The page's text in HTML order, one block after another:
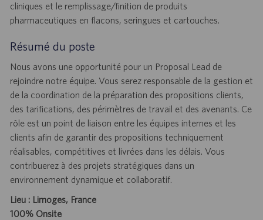
cliniques et le remplissage/finition de produits
pharmaceutiques en flacons, seringues et cartouches.
Résumé du poste
Nous avons une opportunité pour un Proposal Lead de
rejoindre notre équipe. Vous serez responsable de la gestion et
de la coordination de la préparation des propositions clients,
des tarifications, des périmètres de travail et des avenants. Ce
rôle est un point de liaison entre les équipes internes et les
clients afin de garantir des propositions techniquement
réalisables, compétitives et livrées dans les délais. Vous
contribuerez à des projets stratégiques dans un
environnement dynamique et collaboratif.
Lieu : Limoges, France
100% Onsite